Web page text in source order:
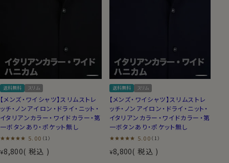
送料無料 スリム
【メンズ・ワイシャツ】スリムストレ
ッチ・ノンアイロン・ドライ・ニット・
イタリアンカラー・ワイドカラー・第
一ボタンあり・ポケット無し
5.00 （1）
¥8,800 税込
送料無料 スリム
【メンズ・ワイシャツ】スリムストレ
ッチ・ノンアイロン・ドライ・ニット・
イタリアンカラー・ワイドカラー・第
一ボタンあり・ポケット無し
5.00 （1）
¥8,800 税込